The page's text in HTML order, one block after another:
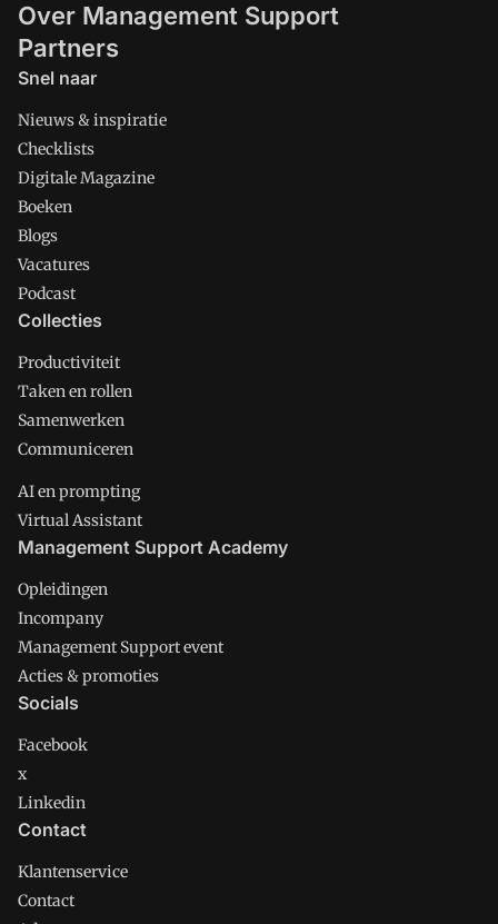
Over Management Support
Partners
Snel naar
Nieuws & inspiratie
Checklists
Digitale Magazine
Boeken
Blogs
Vacatures
Podcast
Collecties
Productiviteit
Taken en rollen
Samenwerken
Communiceren
AI en prompting
Virtual Assistant
Management Support Academy
Opleidingen
Incompany
Management Support event
Acties & promoties
Socials
Facebook
x
Linkedin
Contact
Klantenservice
Contact